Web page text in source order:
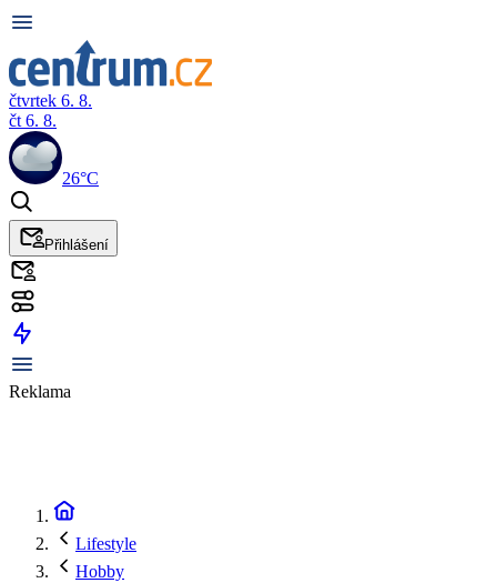
čtvrtek 6. 8.
čt 6. 8.
26°C
Přihlášení
Reklama
Lifestyle
Hobby